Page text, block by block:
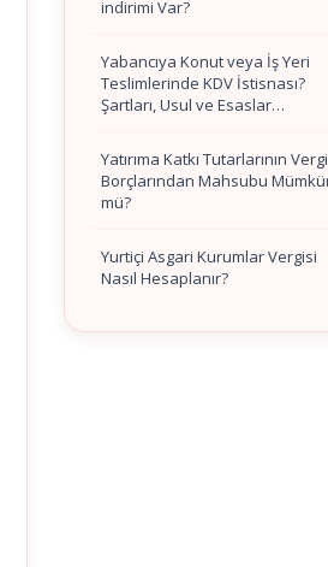
indirimi Var?
Yabancıya Konut veya İş Yeri
Teslimlerinde KDV İstisnası?
Şartları, Usul ve Esaslar…
Yatırıma Katkı Tutarlarının Vergi
Borçlarından Mahsubu
mü?
Yurtiçi Asgari Kurumlar Vergisi
Nasıl Hesaplanır?